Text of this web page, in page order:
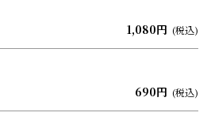
1,080円 (税込)
690円 (税込)